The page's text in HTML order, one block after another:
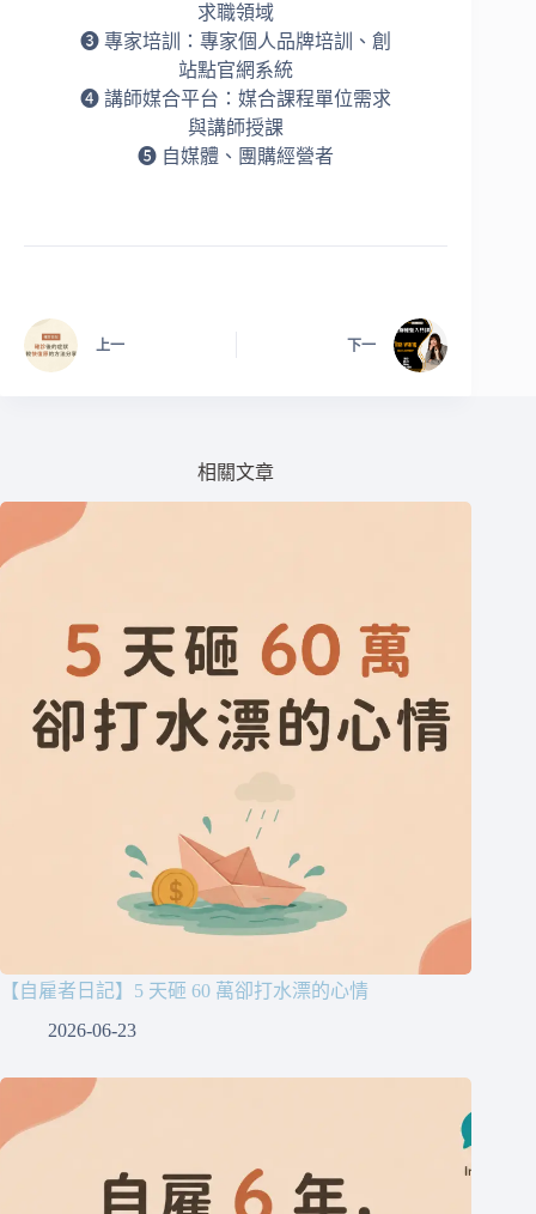
求職領域
➌ 專家培訓：專家個人品牌培訓、創
站點官網系統
➍ 講師媒合平台：媒合課程單位需求
與講師授課
➎ 自媒體、團購經營者
上一 下一
相關文章
【自雇者日記】5 天砸 60 萬卻打水漂的心情
2026-06-23